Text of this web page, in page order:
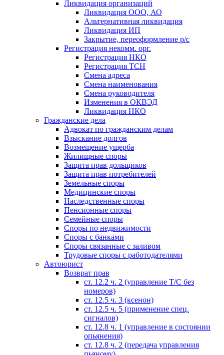
Ликвидация организаций
Ликвидация ООО, АО
Альтернативная ликвидация
Ликвидация ИП
Закрытие, переоформление р/с
Регистрация некомм. орг.
Регистрация НКО
Регистрация ТСН
Смена адреса
Смена наименования
Смена руководителя
Изменения в ОКВЭД
Ликвидация НКО
Гражданские дела
Адвокат по гражданским делам
Взыскание долгов
Возмещение ущерба
Жилищные споры
Защита прав дольщиков
Защита прав потребителей
Земельные споры
Медицинские споры
Наследственные споры
Пенсионные споры
Семейные споры
Cпоры по недвижимости
Споры с банками
Споры связанные с заливом
Трудовые споры с работодателями
Автоюрист
Возврат прав
ст. 12.2 ч. 2 (управление Т/С без
номеров)
ст. 12.5 ч. 3 (ксенон)
ст. 12.5 ч. 5 (применение спец.
сигналов)
cт. 12.8 ч. 1 (управление в состоянии
опьянения)
ст. 12.8 ч. 2 (передача управления